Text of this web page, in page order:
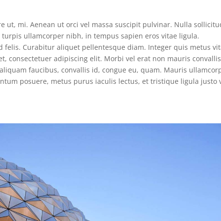
ut, mi. Aenean ut orci vel massa suscipit pulvinar. Nulla
ullamcorper nibh, in tempus sapien eros vitae ligula.
felis. Curabitur aliquet pellentesque diam. Integer quis metus
consectetuer adipiscing elit. Morbi vel erat non mauris convallis
faucibus, convallis id, congue eu, quam. Mauris
posuere, metus purus iaculis lectus, et tristique ligula justo